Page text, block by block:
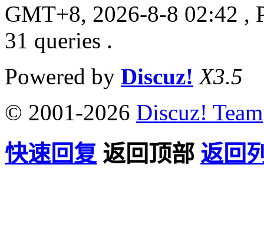
GMT+8, 2026-8-8 02:42 ,
31 queries .
Powered by Discuz! X3.5
© 2001-2026 Discuz! Team
快速回复 返回顶部 返回